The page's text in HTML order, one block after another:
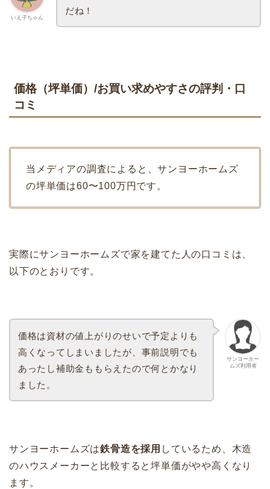
いえ子ちゃん
だね！
価格（坪単価）/お買い求めやすさの評判・口
コミ
当メディアの調査によると、サンヨーホームズ
の坪単価は60〜100万円です。
実際にサンヨーホームズで家を建てた人の口コミは、
以下のとおりです。
サンヨーホー
ムズ利用者
価格は資材の値上がりのせいで予定よりも
高くなってしまいましたが、事前説明でも
あったし補助金ももらえたので何とかなり
ました。
サンヨーホームズは鉄骨造を採用 しているため、木造
のハウスメーカーと比較すると坪単価がやや高くなり
ます。